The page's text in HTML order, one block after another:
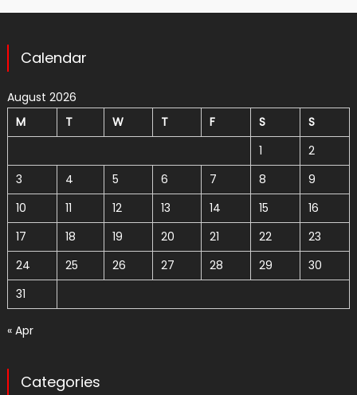
Calendar
August 2026
M
T W T F S
S
1
2
3
4 5 6 7 8
9
10
11 12 13 14 15
16
17
18 19 20 21 22
23
24
25 26 27 28 29
30
31
« Apr
Categories